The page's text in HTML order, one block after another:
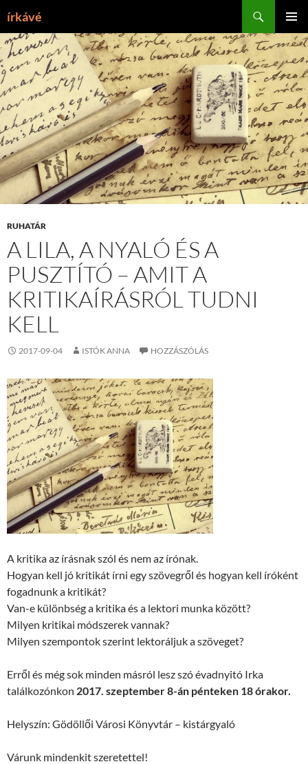
írkávé
MENÜ
RUHATÁR
A LILA, A NYALÓ ÉS A
PUSZTÍTÓ – AMIT A
KRITIKAÍRÁSRÓL TUDNI
KELL
2017-09-04 ISTÓK ANNA HOZZÁSZÓLÁS
A kritika az írásnak szól és nem az írónak.
Hogyan kell jó kritikát írni egy szövegről és hogyan kell íróként
fogadnunk a kritikát?
Van-e különbség a kritika és a lektori munka között?
Milyen kritikai módszerek vannak?
Milyen szempontok szerint lektoráljuk a szöveget?
Erről és még sok minden másról lesz szó évadnyitó Irka
találkozónkon 2017. szeptember 8-án pénteken 18 órakor.
Helyszín: Gödöllői Városi Könyvtár – kistárgyaló
Várunk mindenkit szeretettel!